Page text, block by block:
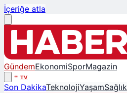
İçeriğe atla
GündemEkonomiSporMagazin
TV
Son DakikaTeknolojiYaşamSağlık